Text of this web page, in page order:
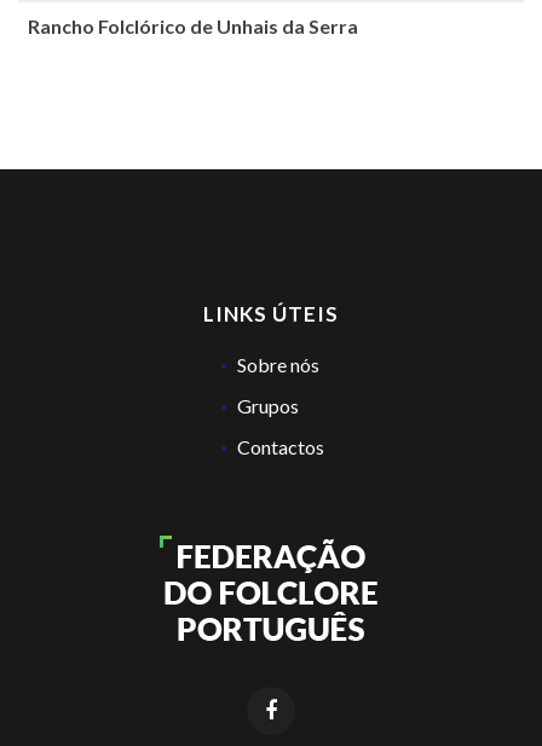
Rancho Folclórico de Unhais da Serra
LINKS ÚTEIS
Sobre nós
Grupos
Contactos